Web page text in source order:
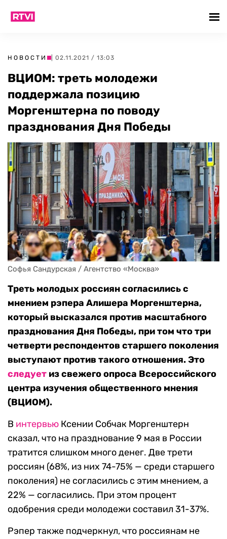
НОВОСТИ | 02.11.2021 / 13:03
ВЦИОМ: треть молодежи
поддержала позицию
Моргенштерна по поводу
празднования Дня Победы
Софья Сандурская / Агентство «Москва»
Треть молодых россиян согласились с
мнением рэпера Алишера Моргенштерна,
который высказался против масштабного
празднования Дня Победы, при том что три
четверти респондентов старшего поколения
выступают против такого отношения. Это
следует из свежего опроса Всероссийского
центра изучения общественного мнения
(ВЦИОМ).
В интервью Ксении Собчак Моргенштерн
сказал, что на празднование 9 мая в России
тратится слишком много денег. Две трети
россиян (68%, из них 74-75% — среди старшего
поколения) не согласились с этим мнением, а
22% — согласились. При этом процент
одобрения среди молодежи составил 31-37%.
Рэпер также подчеркнул, что россиянам не